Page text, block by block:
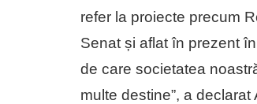
refer la proiecte precum
Senat și aflat în prezent
de care societatea
multe destine”, a